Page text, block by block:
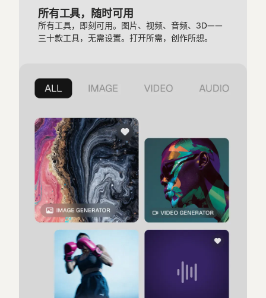
所有工具，随时可用
所有工具，即刻可用。图片、视频、音频、3D——
三十款工具，无需设置。打开所需，创作所想。